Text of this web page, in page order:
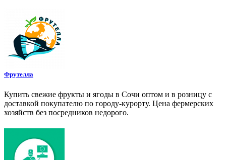
Фрутелла
Купить свежие фрукты и ягоды в Сочи оптом и в розницу с
доставкой покупателю по городу-курорту. Цена фермерских
хозяйств без посредников недорого.